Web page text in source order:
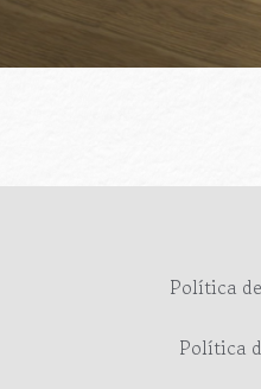
Política
Política